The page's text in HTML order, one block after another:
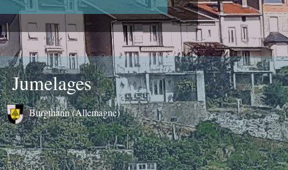
Jumelages
Burgthann (Allemagne)